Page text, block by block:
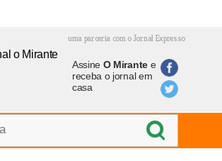
uma parceria com o Jornal Expresso
Assine O Mirantee
receba o jornal em
casa